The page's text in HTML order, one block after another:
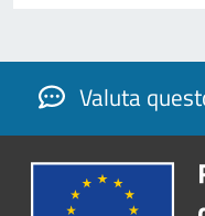
Valuta